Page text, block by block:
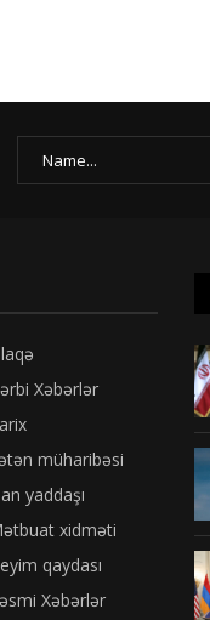
Xəbərlər
müharibəsi
yaddaşı
xidməti
qaydası
Xəbərlər